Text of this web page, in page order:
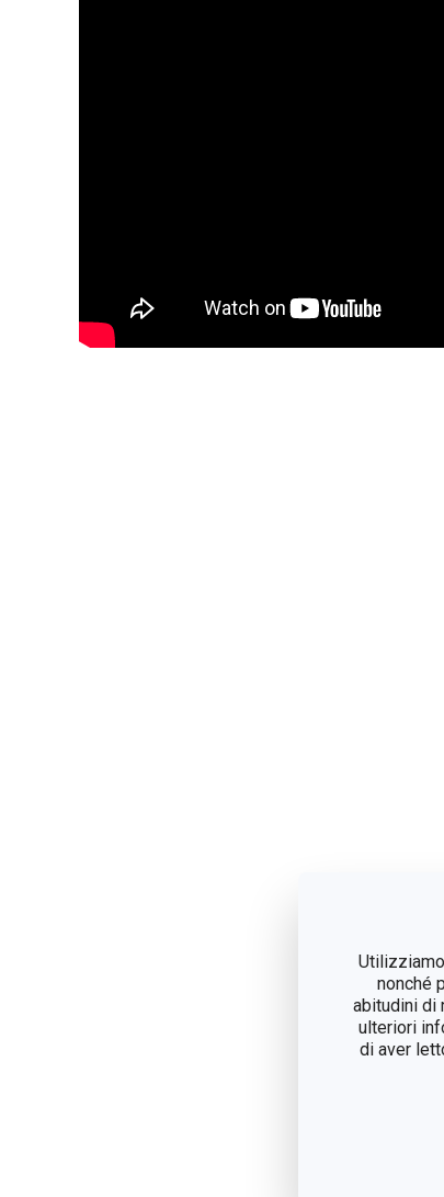
nonché
abitudini di
ulteriori
di aver